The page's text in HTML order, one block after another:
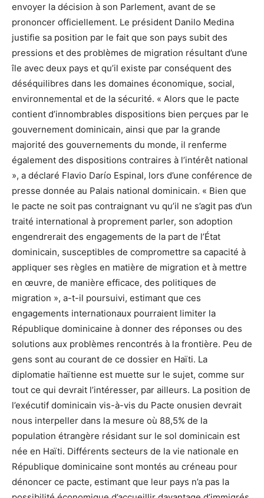
envoyer la décision à son Parlement, avant de se
prononcer officiellement. Le président Danilo Medina
justifie sa position par le fait que son pays subit des
pressions et des problèmes de migration résultant d’une
île avec deux pays et qu’il existe par conséquent des
déséquilibres dans les domaines économique, social,
environnemental et de la sécurité. « Alors que le pacte
contient d’innombrables dispositions bien perçues par le
gouvernement dominicain, ainsi que par la grande
majorité des gouvernements du monde, il renferme
également des dispositions contraires à l’intérêt national
», a déclaré Flavio Darío Espinal, lors d’une conférence de
presse donnée au Palais national dominicain. « Bien que
le pacte ne soit pas contraignant vu qu’il ne s’agit pas d’un
traité international à proprement parler, son adoption
engendrerait des engagements de la part de l’État
dominicain, susceptibles de compromettre sa capacité à
appliquer ses règles en matière de migration et à mettre
en œuvre, de manière efficace, des politiques de
migration », a-t-il poursuivi, estimant que ces
engagements internationaux pourraient limiter la
République dominicaine à donner des réponses ou des
solutions aux problèmes rencontrés à la frontière. Peu de
gens sont au courant de ce dossier en Haïti. La
diplomatie haïtienne est muette sur le sujet, comme sur
tout ce qui devrait l’intéresser, par ailleurs. La position de
l’exécutif dominicain vis-à-vis du Pacte onusien devrait
nous interpeller dans la mesure où 88,5% de la
population étrangère résidant sur le sol dominicain est
née en Haïti. Différents secteurs de la vie nationale en
République dominicaine sont montés au créneau pour
dénoncer ce pacte, estimant que leur pays n’a pas la